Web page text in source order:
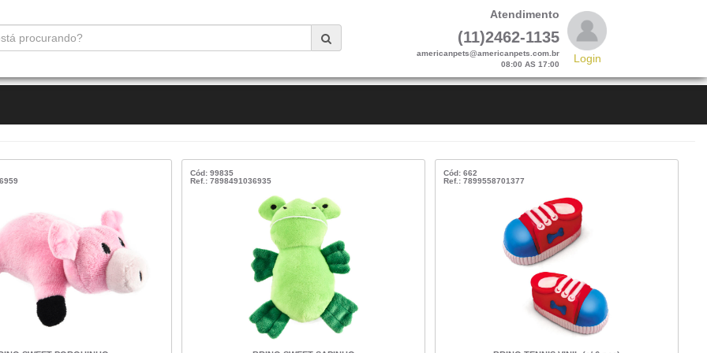
Atendimento
(11)2462-1135
americanpets@americanpets.com.br
08:00 AS 17:00
Login
Cód: 99835
Ref.: 7898491036935
Cód: 662
Ref.: 7899558701377